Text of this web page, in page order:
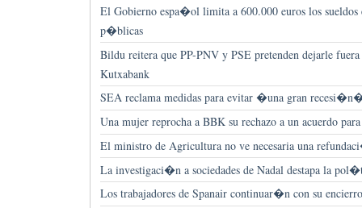
El Gobierno espa�ol limita a 600.000 euros los sueldos
p�blicas
Bildu reitera que PP-PNV y PSE pretenden dejarle
Kutxabank
SEA reclama medidas para evitar �una gran
Una mujer reprocha a BBK su rechazo a un acuerdo
El ministro de Agricultura no ve necesaria una
La investigaci�n a sociedades de Nadal destapa la
Los trabajadores de Spanair continuar�n con su